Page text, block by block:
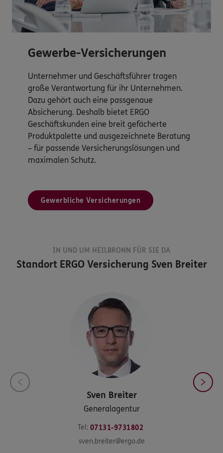
Gewerbe-Versicherungen
Unternehmer und Geschäftsführer tragen
große Verantwortung für ihr Unternehmen.
Dazu gehört auch eine passgenaue
Absicherung. Deshalb bietet ERGO
Geschäftskunden eine breit gefächerte
Produktpalette und ausgezeichnete Beratung
– für passende Versicherungslösungen und
maximalen Schutz.
Gewerbliche Versicherungen
IN UND UM HEILBRONN FÜR SIE DA
Standort ERGO Versicherung Sven Breiter
Sven Breiter
Generalagentur
Tel: 07131-9731802
sven.breiter@ergo.de